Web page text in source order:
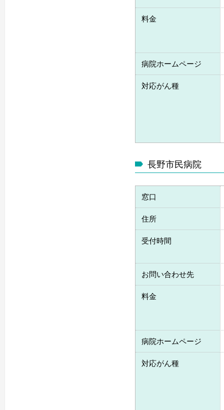
料金
病院ホームページ
対応がん種
長野市民病院
窓口
住所
受付時間
お問い合わせ先
料金
病院ホームページ
対応がん種